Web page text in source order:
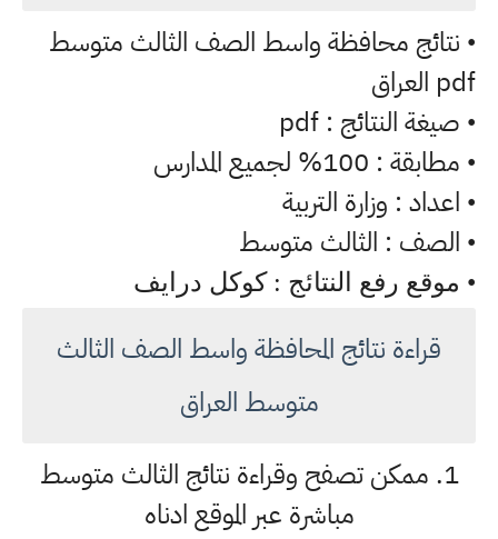
• نتائج محافظة واسط الصف الثالث متوسط
pdf العراق
• صيغة النتائج : pdf
• مطابقة : 100% لجميع المدارس
• اعداد : وزارة التربية
• الصف : الثالث متوسط
• موقع رفع النتائج : كوكل درايف
قراءة نتائج المحافظة واسط الصف الثالث
متوسط العراق
1. ممكن تصفح وقراءة نتائج الثالث متوسط
مباشرة عبر الموقع ادناه